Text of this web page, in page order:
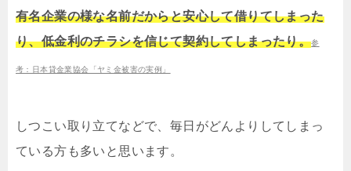
有名企業の様な名前だからと安心して借りてしまった
り、低金利のチラシを信じて契約してしまったり。参
考：日本貸金業協会「ヤミ金被害の実例」
しつこい取り立てなどで、毎日がどんよりしてしまっ
ている方も多いと思います。